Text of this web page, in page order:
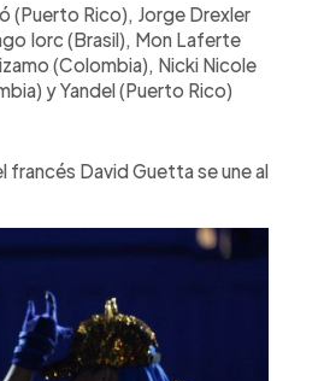
(Puerto Rico), Jorge Drexler
Iorc (Brasil), Mon Laferte
(Colombia), Nicki Nicole
y Yandel (Puerto Rico)
francés David Guetta se une al